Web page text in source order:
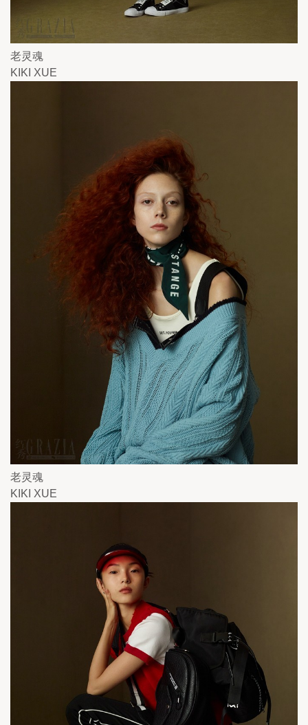
老灵魂
KIKI XUE
老灵魂
KIKI XUE